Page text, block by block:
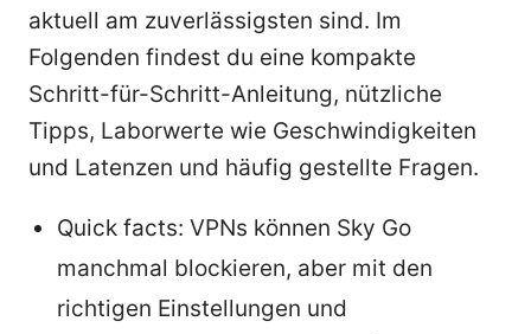
aktuell am zuverlässigsten sind. Im
Folgenden findest du eine kompakte
Schritt-für-Schritt-Anleitung, nützliche
Tipps, Laborwerte wie Geschwindigkeiten
und Latenzen und häufig gestellte Fragen.
Quick facts: VPNs können Sky Go
manchmal blockieren, aber mit den
richtigen Einstellungen und